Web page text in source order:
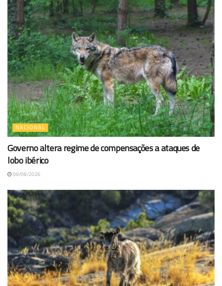
NACIONAL
Governo altera regime de compensações a ataques de
lobo ibérico
09/08/2026